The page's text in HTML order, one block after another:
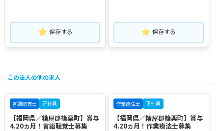
保存する 保存する
この法人の他の求人
言語聴覚士 正社員
【福岡県／糟屋郡篠栗町】賞与
4.20ヵ月！言語聴覚士募集
作業療法士 正社員
【福岡県／糟屋郡篠栗町】賞与
4.20ヵ月！作業療法士募集